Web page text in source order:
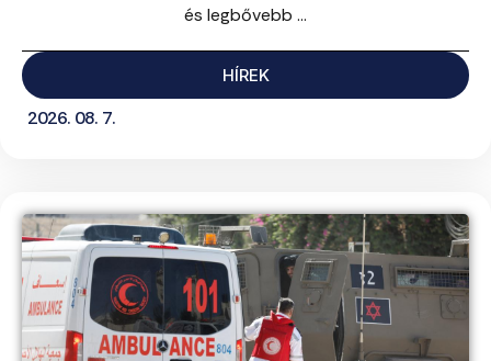
és legbővebb ...
HÍREK
2026. 08. 7.